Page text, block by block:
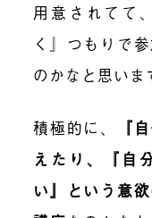
用意されてて
く』つもりで
のかなと思いま
積極的に、
『
えたり、『自
い』という意